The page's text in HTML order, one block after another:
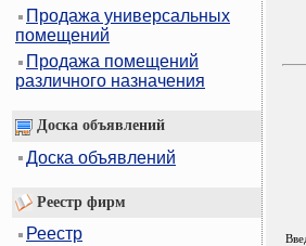
Продажа универсальных
помещений
Продажа помещений
различного назначения
Доска объявлений
Доска объявлений
Реестр фирм
Реестр